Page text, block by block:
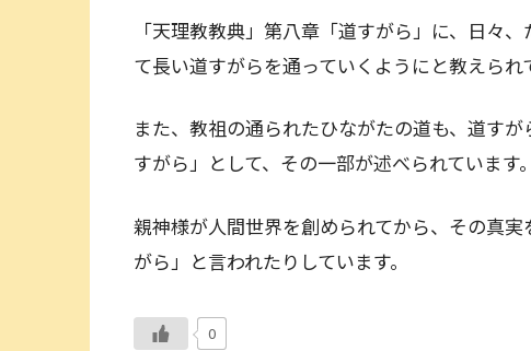
「天理教教典」第八章「道すがら」に、日々
て長い道すがらを通っていくようにと教えられ
また、教祖の通られたひながたの道も、道す
すがら」として、その一部が述べられています。
親神様が人間世界を創められてから、その真
がら」と言われたりしています。
0